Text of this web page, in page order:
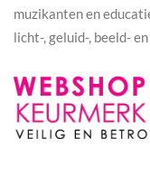
muzikanten en
licht-, geluid-, beeld-